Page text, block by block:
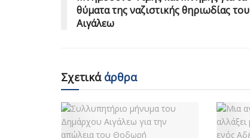
θύματα της ναζιστικής θηριωδίας του
Αιγάλεω
Σχετικάάρθρα